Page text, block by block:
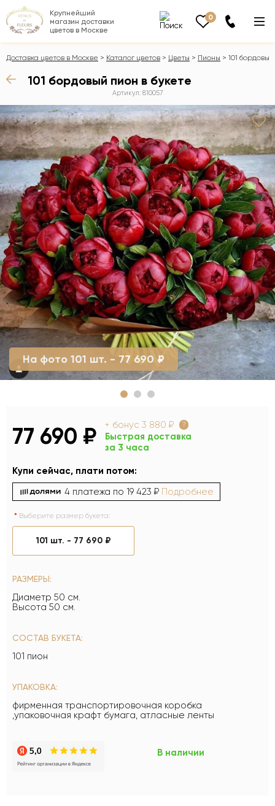
Крупнейший
магазин доставки
цветов в Москве
0
Доставка цветов в Москве Каталог цветов Цветы Пионы 101
101 бордовый пион в букете
Артикул: 810057
На фото 101 шт. - 77 690 ₽
77 690 ₽ + бонус 3 880 ₽ ?
Быстрая доставка
за 3 часа
Купи сейчас, плати потом:
4 платежа по 19 423 ₽ Подробнее
Выберите размер букета:
101 шт. - 77 690 ₽
РАЗМЕРЫ:
Диаметр 50 см.
Высота 50 см.
СОСТАВ БУКЕТА:
101 пион
УПАКОВКА:
фирменная транспортировочная коробка
,упаковочная крафт бумага, атласные ленты
В наличии